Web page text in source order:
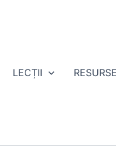
LECȚII RESURSE